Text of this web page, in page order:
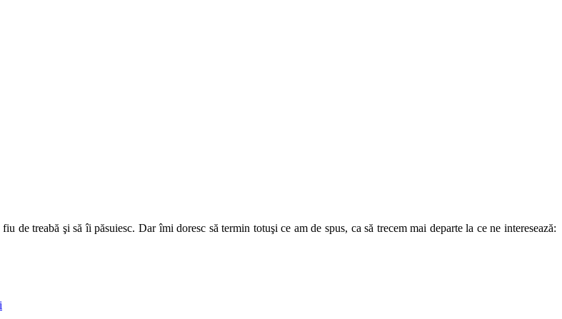
treabă şi să îi păsuiesc. Dar îmi doresc să termin totuşi ce am de spus, ca să trecem mai departe la ce ne interesează: